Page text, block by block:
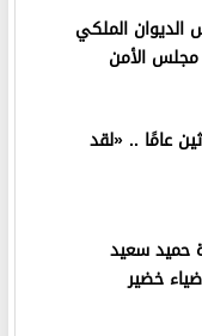
الديوان الملكي
الأمن
عامًا .. «لقد
حميد سعيد
خضير